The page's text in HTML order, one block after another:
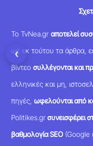
Το TvNea.grαποτελεί
ως εκ τούτου τα άρθρα,
βίντεοσυλλέγονται και
ελληνικές και μη,
πηγές,ωφελούνται από
Politikes.grσυνεισφέρει
βαθμολογία SEO (Google
‹